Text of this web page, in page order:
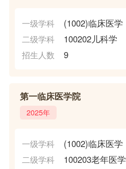
一级学科 (1002)临床医学
二级学科 100202儿科学
招生人数 9
第一临床医学院
2025年
一级学科 (1002)临床医学
二级学科 100203老年医学